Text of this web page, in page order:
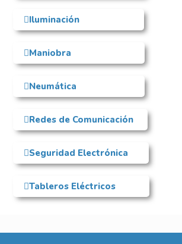
Iluminación
Maniobra
Neumática
Redes de Comunicación
Seguridad Electrónica
Tableros Eléctricos